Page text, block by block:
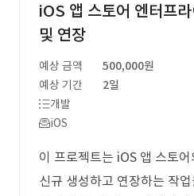
iOS 앱 스토어 엔터프
및 연장
예상 금액
500,000원
예상 기간
2일
개발
iOS
이 프로젝트는 iOS 앱 스토
신규 생성하고 연장하는 작